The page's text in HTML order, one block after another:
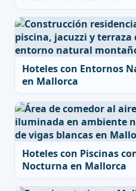
Hoteles con Entornos
en Mallorca
Hoteles con Piscinas
Nocturna en Mallorca